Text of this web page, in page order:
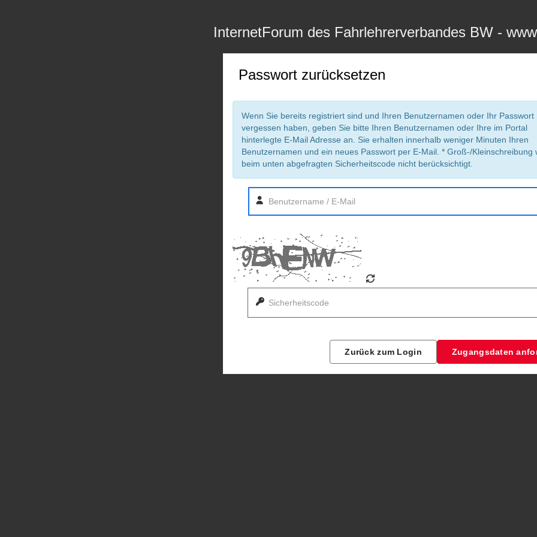
InternetForum des Fahrlehrerverbandes BW -
Passwort zurücksetzen
Wenn Sie bereits registriert sind und Ihren Benutzernamen oder Ihr Passwort
vergessen haben, geben Sie bitte Ihren Benutzernamen oder Ihre im Portal
hinterlegte E-Mail Adresse an. Sie erhalten innerhalb weniger Minuten Ihren
Benutzernamen und ein neues Passwort per E-Mail. * Groß-/Kleinschreibung
beim unten abgefragten Sicherheitscode nicht berücksichtigt.
Zugangsdaten
Zurück zum Login